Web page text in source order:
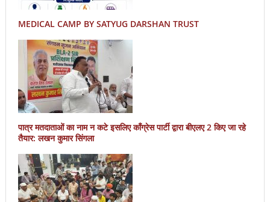
MEDICAL CAMP BY SATYUG DARSHAN TRUST
पात्र मतदाताओं का नाम न कटे इसलिए काँग्रेस पार्टी द्वारा बीएलए 2 किए जा रहे
तैयार: लखन कुमार सिंगला